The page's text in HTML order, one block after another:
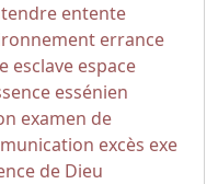
entente
errance
esclave espace
essénien
examen de
excès exe
de Dieu